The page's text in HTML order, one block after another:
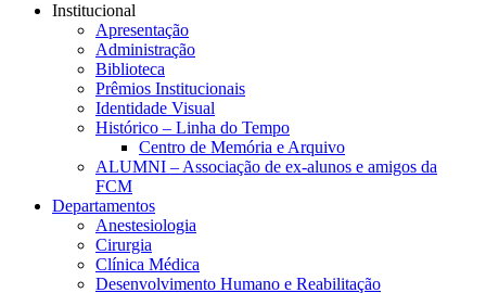
Institucional
Apresentação
Administração
Biblioteca
Prêmios Institucionais
Identidade Visual
Histórico – Linha do Tempo
Centro de Memória e Arquivo
ALUMNI – Associação de ex-alunos e amigos da
FCM
Departamentos
Anestesiologia
Cirurgia
Clínica Médica
Desenvolvimento Humano e Reabilitação